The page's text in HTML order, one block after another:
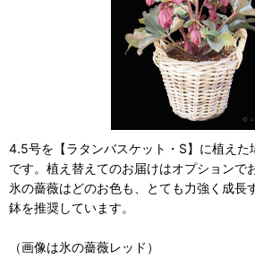
4.5号を【ラタンバスケット・S】に植えた
です。植え替えてのお届けはオプションで
氷の薔薇はどのお色も、とても力強く成長
鉢を推奨しています。
（画像は氷の薔薇レッド）